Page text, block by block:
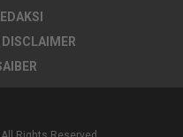
DISCLAIMER